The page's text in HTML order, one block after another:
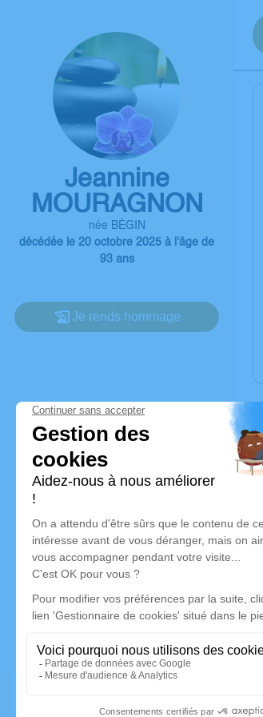
Jeannine
MOURAGNON
née BÉGIN
décédée le 20 octobre 2025 à l'âge de
93 ans
Je rends hommage